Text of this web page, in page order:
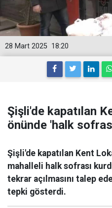
18:20
28 Mart 2025
Şişli'de kapatılan
önünde 'halk
Şişli'de kapatılan Kent
mahalleli halk sofrası
tekrar açılmasını talep
tepki gösterdi.